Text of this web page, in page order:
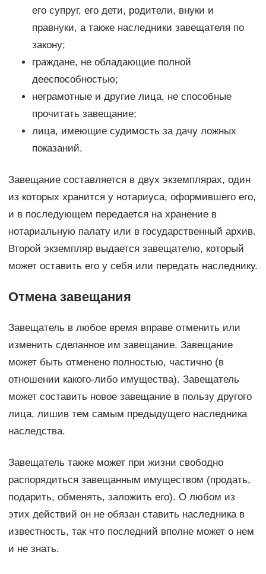
его супруг, его дети, родители, внуки и
правнуки, а также наследники завещателя по
закону;
граждане, не обладающие полной
дееспособностью;
неграмотные и другие лица, не способные
прочитать завещание;
лица, имеющие судимость за дачу ложных
показаний.
Завещание составляется в двух экземплярах, один
из которых хранится у нотариуса, оформившего его,
и в последующем передается на хранение в
нотариальную палату или в государственный архив.
Второй экземпляр выдается завещателю, который
может оставить его у себя или передать наследнику.
Отмена завещания
Завещатель в любое время вправе отменить или
изменить сделанное им завещание. Завещание
может быть отменено полностью, частично (в
отношении какого-либо имущества). Завещатель
может составить новое завещание в пользу другого
лица, лишив тем самым предыдущего наследника
наследства.
Завещатель также может при жизни свободно
распорядиться завещанным имуществом (продать,
подарить, обменять, заложить его). О любом из
этих действий он не обязан ставить наследника в
известность, так что последний вполне может о нем
и не знать.